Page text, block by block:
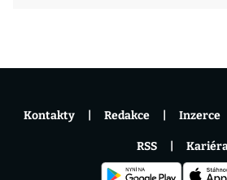
Kontakty Redakce Inzerce
RSS